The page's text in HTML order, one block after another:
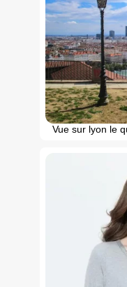
Vue sur lyon le